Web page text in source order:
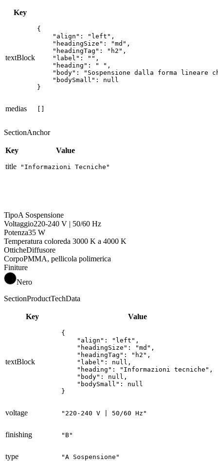
Key
textBlock
{
    "align": "left",
    "headingSize": "md",
    "headingTag": "h2",
    "label": "",
    "heading": " ",
"body": "Sospensione dalla forma lineare
    "bodySmall": null
}
medias
SectionAnchor
Key
Value
title
"Informazioni Tecniche"
TipoA Sospensione
Voltaggio220-240 V | 50/60 Hz
Potenza35 W
Temperatura coloreda 3000 K a 4000 K
OtticheDiffusore
CorpoPMMA, pellicola polimerica
Finiture
Nero
SectionProductTechData
Key Value
textBlock
{
    "align": "left",
    "headingSize": "md",
    "headingTag": "h2",
    "label": null,
    "heading": "Informazioni tecniche",
    "body": null,
    "bodySmall": null
}
voltage "220-240 V | 50/60 Hz"
finishing "B"
type "A Sospensione"